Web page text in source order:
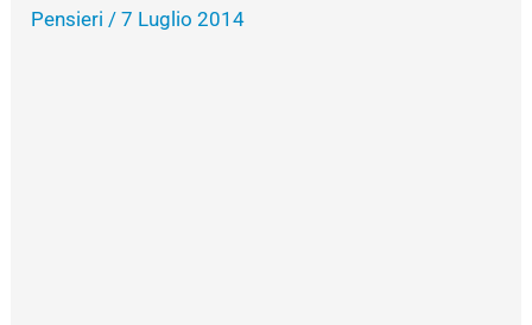
Pensieri /7 Luglio 2014